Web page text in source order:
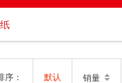
序： 默认 销量